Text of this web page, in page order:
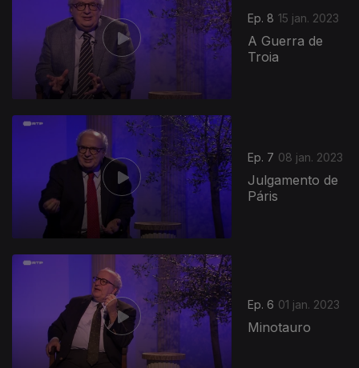
Ep. 8 15 jan. 2023
A Guerra de
Troia
Ep. 7 08 jan. 2023
Julgamento de
Páris
Ep. 6 01 jan. 2023
Minotauro